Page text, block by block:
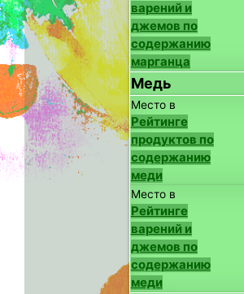
варений и
джемов по
содержанию
марганца
Медь
Место в
Рейтинге
продуктов по
содержанию
меди
Место в
Рейтинге
варений и
джемов по
содержанию
меди